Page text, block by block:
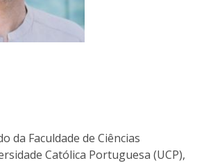
da Faculdade de Ciências
Católica Portuguesa (UCP),